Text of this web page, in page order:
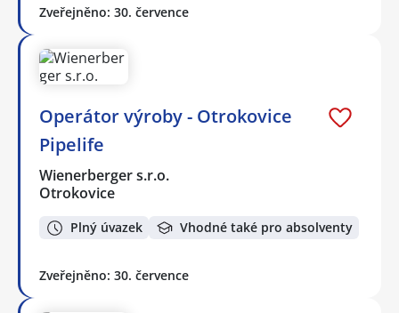
Zveřejněno: 30. července
Operátor výroby - Otrokovice
Pipelife
Wienerberger s.r.o.
Otrokovice
Plný úvazek Vhodné také pro absolventy
Zveřejněno: 30. července